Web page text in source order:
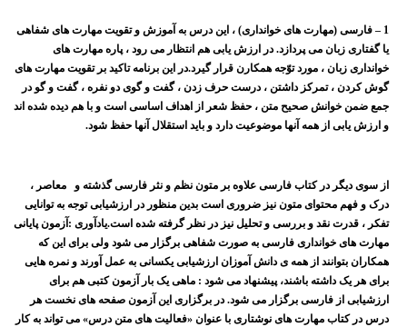
1 – فارسی (مهارت های خوانداری) ، این درس به آموزش و تقویت مهارت های شفاهی
یا گفتاری زبان می پردازد. در ارزش یابی هم انتظار می رود ، پاره مهارت های
خوانداری زبان ، مورد توّجه همکارن قرار گیرد.در این برنامه تاکید بر تقویت مهارت های
گوش کردن ، تمرکز داشتن ، درست حرف زدن ، گفت و گوی دو نفره ، گفت و گو در
جمع ضمن خوانش صحیح متن ، حفظ شعر از اهداف اساسی است و با هم دیده شده اند
و ارزش یابی از همه آنها موضوعیت دارد و باید استقلال آنها حفظ شود.
از سوی دیگر در کتاب فارسی علاوه بر متون نظم و نثر فارسی گذشته و معاصر ،
درک و فهم محتوای متون نیز ضروری است بدین منظور در ارزشیابی توجه به توانایی
تفکر ، قدرت نقد و بررسی و تحلیل نیز در نظر گرفته شده است.یادآوری :آزمون پایانی
مهارت های خوانداری فارسی به صورت شفاهی برگزار می شود ولی برای این که
همکاران بتوانند از همه ی دانش آموزان ارزشیابی یکسانی به عمل آورند و نمره هایی
برای هر یک داشته باشند، پیشنهاد می شود : ماهی یک بار آزمون کتبی هم برای
ارزشیابی از فارسی برگزار می شود. در برگزاری این آزمون صفحه های نخست هر
درس در کتاب مهارت های نوشتاری با عنوان «فعالیت های متن درس» می تواند به کار